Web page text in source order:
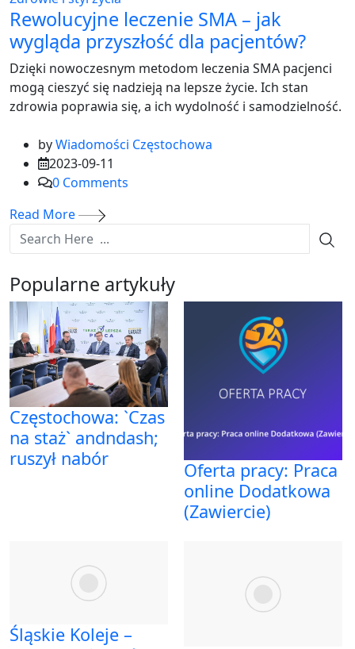
Rewolucyjne leczenie SMA – jak
wygląda przyszłość dla pacjentów?
Dzięki nowoczesnym metodom leczenia SMA pacjenci
mogą cieszyć się nadzieją na lepsze życie. Ich stan
zdrowia poprawia się, a ich wydolność i samodzielność.
byWiadomości Częstochowa
2023-09-11
0 Comments
Read More
Popularne artykuły
Częstochowa: `Czas
na staż` andndash;
ruszył nabór
Oferta pracy: Praca
online Dodatkowa
(Zawiercie)
Śląskie Koleje –